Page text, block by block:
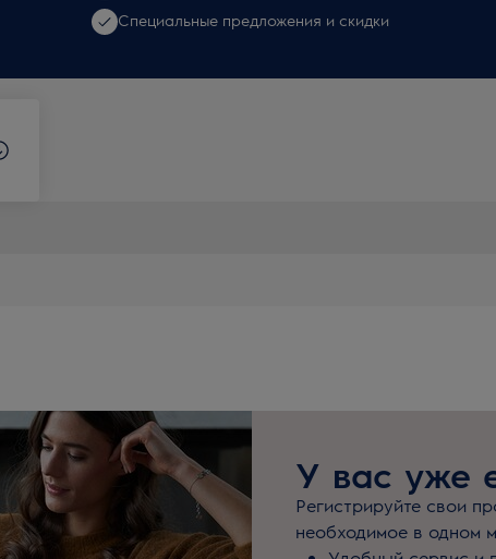
Специальные предложения и скидки
У вас уже
Регистрируйте свои
необходимое в одном